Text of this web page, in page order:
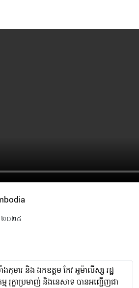
ាំ ២០២៤
មារ និង ឯកឧត្តម កែវ អូម៉ាលីស្ស រដ្ឋ
រុក្ខាប្រមាញ់ និងនេសាទ បានអញ្ជើញជា